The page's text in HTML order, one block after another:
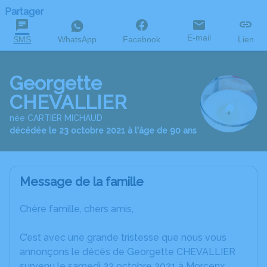
Partager
SMS WhatsApp Facebook E-mail Lien
Georgette
CHEVALLIER
née CARTIER MICHAUD
décédée le 23 octobre 2021 à l'âge de 90 ans
Message de la famille
Chère famille, chers amis,
C’est avec une grande tristesse que nous vous
annonçons le décès de Georgette CHEVALLIER